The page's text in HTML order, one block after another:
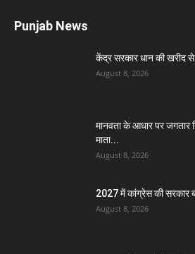
Punjab News
केंद्र सरकार धान की खरीद
August 8, 2026
मानवता के आधार पर जगतार
माता...
August 8, 2026
2027 में कांग्रेस की सरकार
August 8, 2026